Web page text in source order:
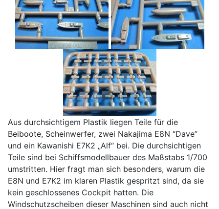
Aus durchsichtigem Plastik liegen Teile für die
Beiboote, Scheinwerfer, zwei Nakajima E8N “Dave”
und ein Kawanishi E7K2 „Alf“ bei. Die durchsichtigen
Teile sind bei Schiffsmodellbauer des Maßstabs 1/700
umstritten. Hier fragt man sich besonders, warum die
E8N und E7K2 im klaren Plastik gespritzt sind, da sie
kein geschlossenes Cockpit hatten. Die
Windschutzscheiben dieser Maschinen sind auch nicht